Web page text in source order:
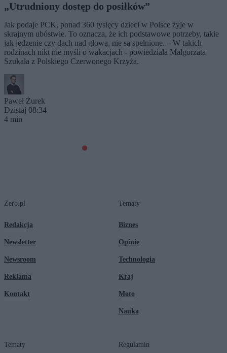
„Utrudniony dostęp do posiłków”
Jak podaje PCK, ponad 360 tysięcy dzieci w Polsce żyje w
skrajnym ubóstwie. To oznacza, że ich podstawowe potrzeby, takie
jak jedzenie czy dach nad głową, nie są spełnione. – W takich
rodzinach nikt nie myśli o wakacjach - powiedziała Małgorzata
Szukała z Polskiego Czerwonego Krzyża.
Paweł Żurek
Dzisiaj 08:34
4 min
Zero.pl
Redakcja
Newsletter
Newsroom
Reklama
Kontakt
Tematy
Biznes
Opinie
Technologia
Kraj
Moto
Nauka
Tematy Regulamin